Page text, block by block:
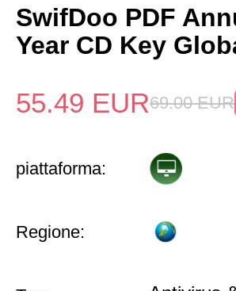
SwifDoo PDF
Year CD Key
55.49 EUR69.00 EUR
piattaforma:
Regione: